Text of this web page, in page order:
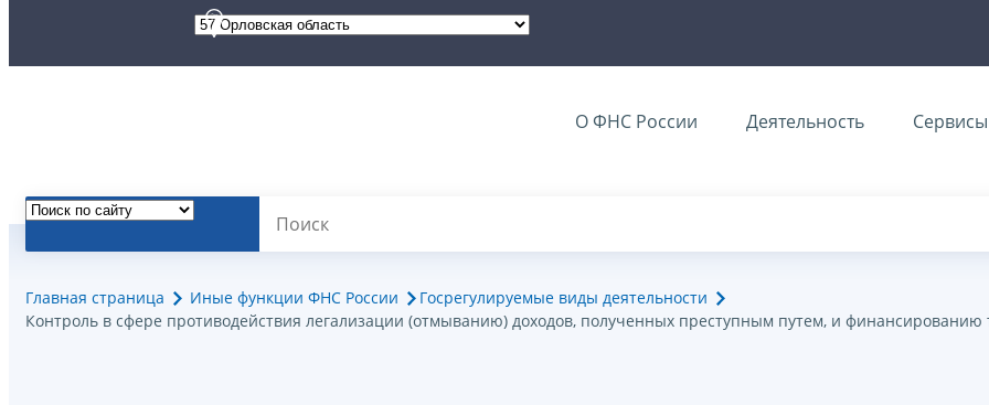
О ФНС России Деятельность Сервисы
Главная страница Иные функции ФНС России
Госрегулируемые виды деятельности
Контроль в сфере противодействия легализации (отмыванию) доходов, полученных преступным путем, и финансированию